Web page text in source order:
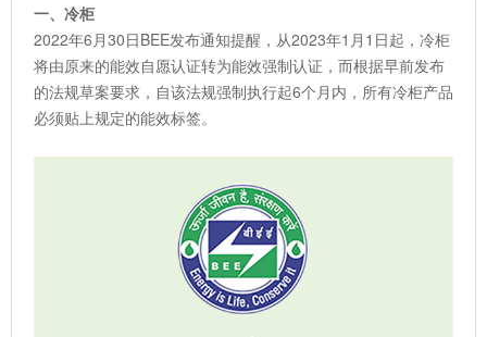
一、冷柜
2022年6月30日BEE发布通知提醒，从2023年1月1日起，冷柜
将由原来的能效自愿认证转为能效强制认证，而根据早前发布
的法规草案要求，自该法规强制执行起6个月内，所有冷柜产品
必须贴上规定的能效标签。